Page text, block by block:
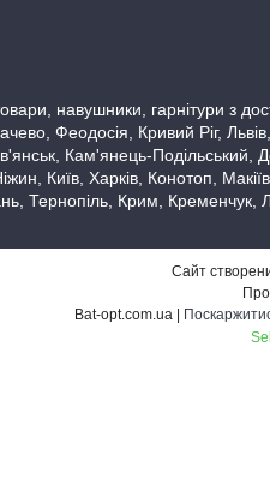
навушники, гарнітури з
Феодосія, Кривий Ріг,
Кам'янець-Подільський,
Київ, Харків, Конотоп,
Тернопіль, Крим, Кременчук,
Сайт